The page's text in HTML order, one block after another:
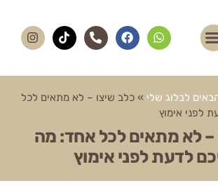
לבלוג שלי » כלב שיצו – לא מתאים לכל
לפני אימוץ
– לא מתאים לכל אחד: מה
לדעת לפני אימוץ